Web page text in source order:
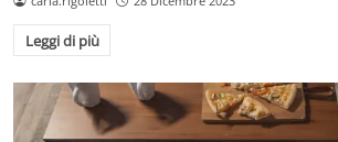
Leggi di più